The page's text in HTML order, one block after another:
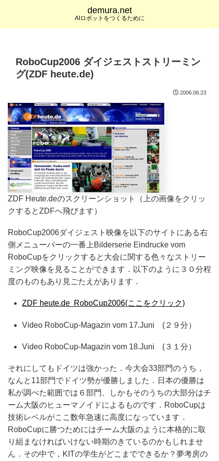
demura.net
AIロボットをつくるために
RoboCup2006 ダイジェストストリーミン
グ(ZDF heute.de)
2006.06.23
ZDF Heute.deのスクリーンショット（上の画像をクリッ
クするとZDFへ飛びます）
RoboCup2006ダイジェスト映像を以下のサイトにある右
側メニューバーの一番上Bilderserie Eindrucke vom
RoboCupをクリックすると大会に関する色々なストリー
ミング映像を見ることができます．以下のように３０分程
度のものもあり見ごたえがあります．
ZDF heute.de RoboCup2006(ここをクリック)
Video RoboCup-Magazin vom 17.Juni (２９分）
Video RoboCup-Magazin vom 18.Juni (３１分）
それにしてもドイツは強かった．今大会33部門のうち，
なんと11部門でドイツ勢が優勝しました．日本の優勝は
私が調べた範囲では６部門、しかもそのうちの大部分はチ
ーム大阪のヒューマノイドによるものです．RoboCupは
技術レベルがここ数年急速に高度になっています．
RoboCupに勝つためにはチーム大阪のように本格的に取
り組まなければいけない時期のきているのかもしれませ
ん．その中で，KITの学生がどこまでできるか？夢考房の